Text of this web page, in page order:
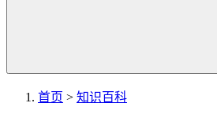
首页 > 知识百科